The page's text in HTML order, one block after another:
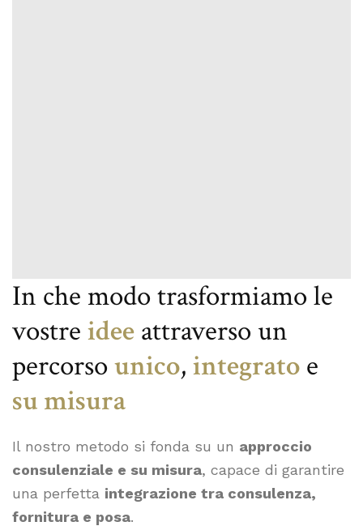
In che modo trasformiamo le
vostre idee attraverso un
percorsounico, integrato e
su misura
Il nostro metodo si fonda su un approccio
consulenziale e su misura, capace di garantire
una perfetta integrazione tra consulenza,
fornitura e posa.